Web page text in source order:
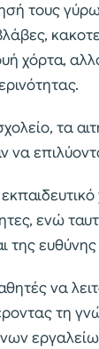
τους
χόρτα,
τα
να
ενώ
της
να
τη